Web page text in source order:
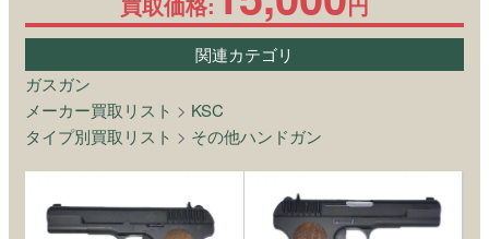
関連カテゴリ
ガスガン
メーカー買取リスト > KSC
タイプ別買取リスト > その他ハンドガン